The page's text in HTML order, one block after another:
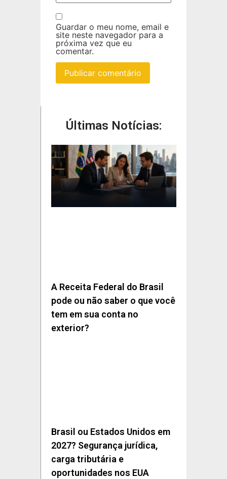
Guardar o meu nome, email e
site neste navegador para a
próxima vez que eu
comentar.
Últimas Notícias:
A Receita Federal do Brasil
pode ou não saber o que você
tem em sua conta no
exterior?
Brasil ou Estados Unidos em
2027? Segurança jurídica,
carga tributária e
oportunidades nos EUA